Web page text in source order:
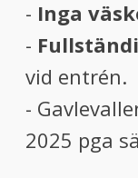
- Inga
-
vid entrén.
-
2025 pga